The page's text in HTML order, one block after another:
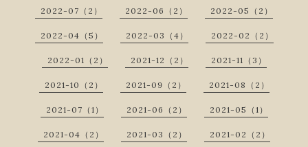
2022-07（2） 2022-06（2） 2022-05（2）
2022-04（5） 2022-03（4） 2022-02（2）
2022-01（2） 2021-12（2） 2021-11（3）
2021-10（2） 2021-09（2） 2021-08（2）
2021-07（1） 2021-06（2） 2021-05（1）
2021-04（2） 2021-03（2） 2021-02（2）